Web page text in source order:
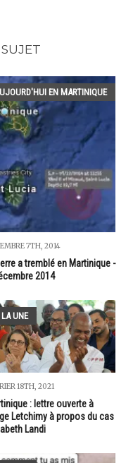
EN MARTINIQUE
7TH, 2014
a tremblé en Martinique -
2014
UNE
18TH, 2021
: lettre ouverte à
Letchimy à propos du cas
Landi